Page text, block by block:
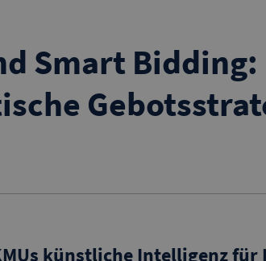
Smart Bidding:
künstliche Intelligenz